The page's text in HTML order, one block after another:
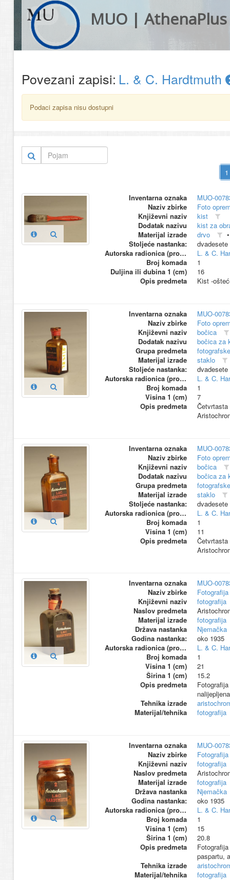
MUO | AthenaPlus
Povezani zapisi: L. & C. Hardtmuth
Podaci zapisa nisu dostupni
Inventarna oznaka
MUO-
Naziv zbirke
Foto
Književni naziv
kist
Dodatak nazivu
kist za
Materijal izrade
drvo
Stoljeće nastanka:
dvadesete
Autorska radionica (proizvođač)
L. & C.
Broj komada
1
Duljina ili dubina 1 (cm)
16
Opis predmeta
Kist -
Inventarna oznaka
MUO-
Naziv zbirke
Foto
Književni naziv
bočica
Dodatak nazivu
bočica za
Grupa predmeta
Materijal izrade
staklo
Stoljeće nastanka:
dvadesete
Autorska radionica (proizvođač)
L. & C.
Broj komada
1
Visina 1 (cm)
7
Opis predmeta
Inventarna oznaka
MUO-
Naziv zbirke
Foto
Književni naziv
bočica
Dodatak nazivu
bočica za
Grupa predmeta
Materijal izrade
staklo
Stoljeće nastanka:
dvadesete
Autorska radionica (proizvođač)
L. & C.
Broj komada
1
Visina 1 (cm)
11
Opis predmeta
Inventarna oznaka
MUO-
Naziv zbirke
Književni naziv
fotografija
Naslov predmeta
Materijal izrade
fotografija
Država nastanka
Njemačka
Godina nastanka:
oko 1935
Autorska radionica (proizvođač)
L. & C.
Broj komada
1
Visina 1 (cm)
21
Širina 1 (cm)
15.2
Opis predmeta
Tehnika izrade
Materijal/tehnika
fotografija
Inventarna oznaka
MUO-
Naziv zbirke
Književni naziv
fotografija
Naslov predmeta
Materijal izrade
fotografija
Država nastanka
Njemačka
Godina nastanka:
oko 1935
Autorska radionica (proizvođač)
L. & C.
Broj komada
1
Visina 1 (cm)
15
Širina 1 (cm)
20.8
Opis predmeta
paspartu,
Tehnika izrade
Materijal/tehnika
fotografija